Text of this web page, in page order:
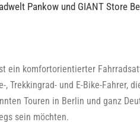
Pankow und GIANT Store
ein komfortorientierter
Trekkingrad- und E-Bike-Fahrer,
Touren in Berlin und ganz
sein möchten.